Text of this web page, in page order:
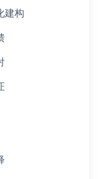
建构